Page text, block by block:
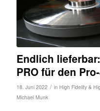
Endlich
PRO für den
18. Juni 2022 / in High Fidelity &
Michael Munk